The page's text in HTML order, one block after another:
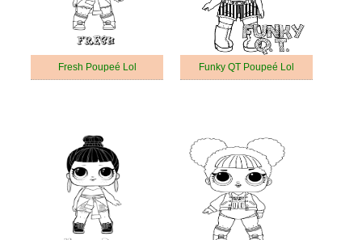
Fresh Poupeé Lol Funky QT Poupeé Lol